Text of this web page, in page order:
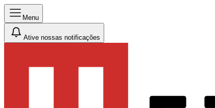
Menu
Ative nossas notificações